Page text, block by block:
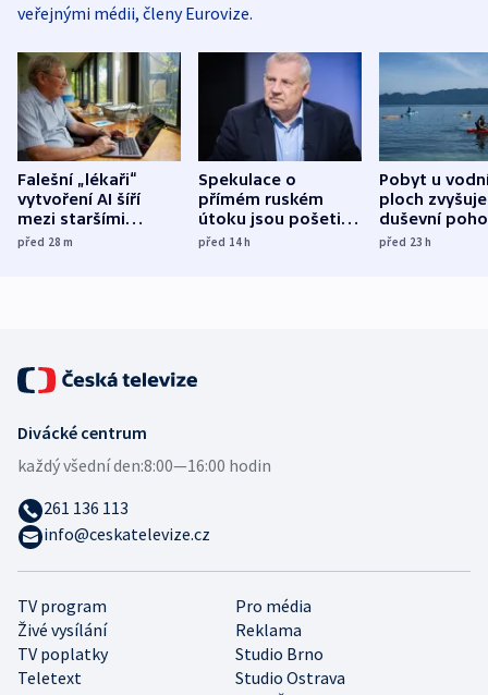
veřejnými médii, členy Eurovize.
Falešní „lékaři“
vytvoření AI šíří
mezi staršími
Poláky nebezpečné
před 28m
Spekulace o
přímém ruském
útoku jsou pošetilé,
míní estonský
před 14h
Pobyt u
ploch zvyšuje
duševní
ukázala
před 23h
TV program
Pro média
Živé vysílání
Reklama
TV poplatky
Studio Brno
Teletext
Studio Ostrava
Divácké centrum
každý všední den:8:00—16:00 hodin
261 136 113
info@ceskatelevize.cz